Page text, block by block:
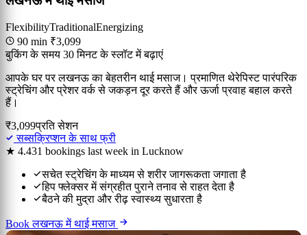
FlexibilityTraditionalEnergizing
90 min ₹3,099
बुकिंग के समय 30 मिनट के स्लॉट में बढ़ाएं
आपके घर पर लखनऊ का बेहतरीन थाई मसाज। प्रमाणित थेरेपिस्ट पारंपरिक
स्ट्रेचिंग और प्रेशर वर्क से जकड़न दूर करते हैं और ऊर्जा प्रवाह बहाल करते
हैं।
₹3,099प्रति सेशन
सब्सक्रिप्शन के साथ फ्री
★ 4.431 bookings last week in Lucknow
सचेत स्ट्रेचिंग के माध्यम से शरीर जागरूकता जगाता है
हिप फ्लेक्सर में संग्रहीत पुराने तनाव से राहत देता है
बैठने की मुद्रा और रीढ़ स्वास्थ्य सुधारता है
Book लखनऊ में थाई मसाज